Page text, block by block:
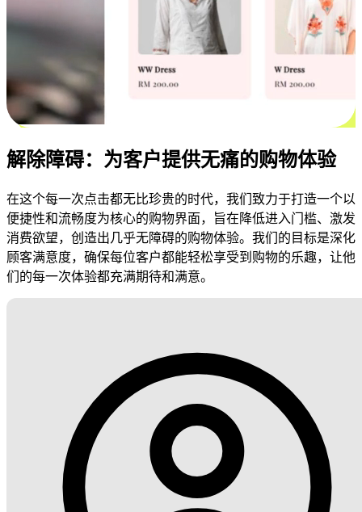
解除障碍：为客户提供无痛的购物体验
在这个每一次点击都无比珍贵的时代，我们致力于打造一个以
便捷性和流畅度为核心的购物界面，旨在降低进入门槛、激发
消费欲望，创造出几乎无障碍的购物体验。我们的目标是深化
顾客满意度，确保每位客户都能轻松享受到购物的乐趣，让他
们的每一次体验都充满期待和满意。